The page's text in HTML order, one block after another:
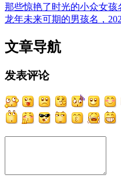
那些惊艳了时光的小众女孩
龙年未来可期的男孩名，
文章导航
发表评论